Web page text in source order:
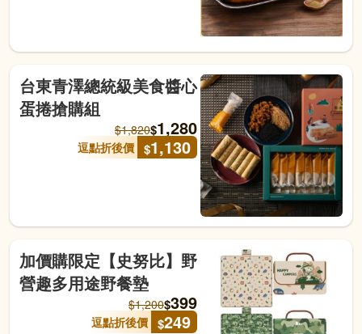
台東青澤總統級美食醬心
蛋捲搶購組
$1,820$1,280
逗點折後價 $1,130
加價購限定【史努比】野
營趣多用途野餐墊
$1,200$399
逗點折後價 $249